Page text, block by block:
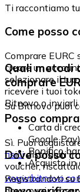
Ti raccontiamo
Come posso
Comprare EURC
creare un
selezionare il
ricevere i tuoi
Bitnovo o inviarli
Quali metodi
comprare
Su Bitnovo puoi
Carta di
Google Pay)
Bonifico
Acquisto in
Posso
Sì. Puoi
fisicidistribuiti in
voucher,
Dove posso
Registrandoti su